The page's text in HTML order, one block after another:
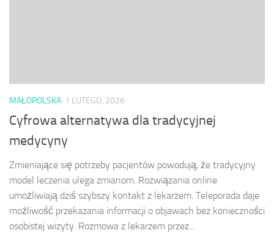
MAŁOPOLSKA 1 LUTEGO, 2026
Cyfrowa alternatywa dla tradycyjnej
medycyny
Zmieniające się potrzeby pacjentów powodują, że tradycyjny
model leczenia ulega zmianom. Rozwiązania online
umożliwiają dziś szybszy kontakt z lekarzem. Teleporada daje
możliwość przekazania informacji o objawach bez konieczności
osobistej wizyty. Rozmowa z lekarzem przez...